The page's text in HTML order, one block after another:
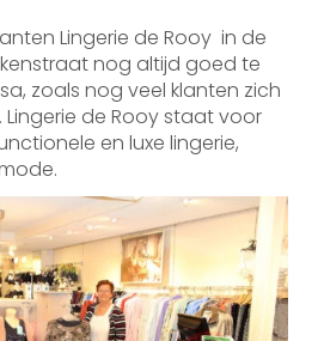
Lingerie de Rooy in de
nog altijd goed te
zoals nog veel klanten zich
de Rooy staat voor
en luxe lingerie,